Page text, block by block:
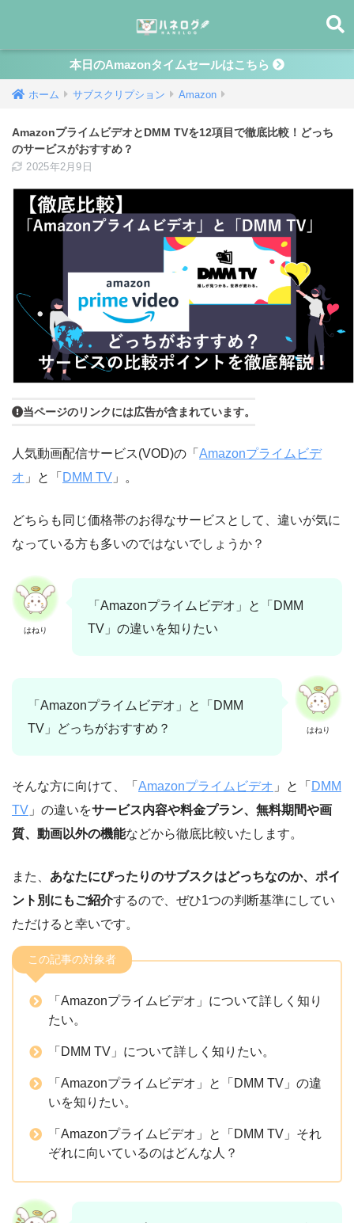
本日のAmazonタイムセールはこちら
ホーム サブスクリプション Amazon
AmazonプライムビデオとDMM TVを12項目で徹底比較！どっち
のサービスがおすすめ？
2025年2月9日
当ページのリンクには広告が含まれています。
人気動画配信サービス(VOD)の「 Amazonプライムビデ
オ 」と「 DMM TV 」。
どちらも同じ価格帯のお得なサービスとして、違いが気に
なっている方も多いのではないでしょうか？
はねり
「Amazonプライムビデオ」と「DMM
TV」の違いを知りたい
はねり
「Amazonプライムビデオ」と「DMM
TV」どっちがおすすめ？
そんな方に向けて、「 Amazonプライムビデオ 」と「 DMM
TV 」の違いをサービス内容や料金プラン、無料期間や画
質、動画以外の機能などから徹底比較いたします。
また、 あなたにぴったりのサブスクはどっちなのか、ポイ
ント別にもご紹介するので、ぜひ1つの判断基準にしてい
ただけると幸いです。
この記事の対象者
「Amazonプライムビデオ」について詳しく知り
たい。
「DMM TV」について詳しく知りたい。
「Amazonプライムビデオ」と「DMM TV」の違
いを知りたい。
「Amazonプライムビデオ」と「DMM TV」それ
ぞれに向いているのはどんな人？